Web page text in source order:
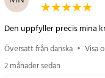
- Utdragbar bas för enkel
- Lämplig för kök,
Artikelnummer:122535
Den uppfyller precis mina
Översatt från danska • Visa
2 månader sedan